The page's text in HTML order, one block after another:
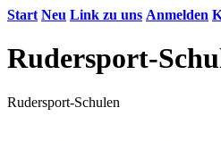
Start Neu Link zu uns Anmelden
Rudersport-
Rudersport-Schulen